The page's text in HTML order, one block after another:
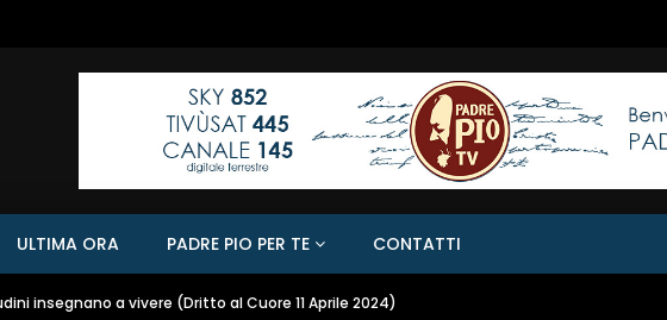
ULTIMA ORA PADRE PIO PER TE CONTATTI
insegnano a vivere (Dritto al Cuore 11 Aprile 2024)